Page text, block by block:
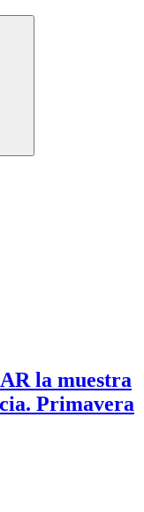
la muestra
Primavera